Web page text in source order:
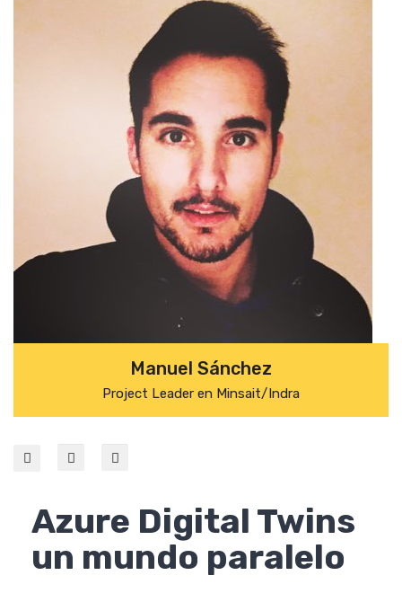
Manuel Sánchez
Project Leader en Minsait/Indra
Azure Digital Twins
un mundo paralelo